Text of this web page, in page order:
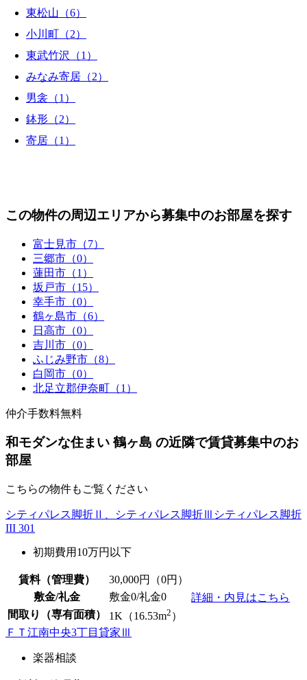
東松山（6）
小川町（2）
東武竹沢（1）
みなみ寄居（2）
男衾（1）
鉢形（2）
寄居（1）
この物件の周辺エリアから募集中のお部屋を探す
富士見市（7）
三郷市（0）
蓮田市（1）
坂戸市（15）
幸手市（0）
鶴ヶ島市（6）
日高市（0）
吉川市（0）
ふじみ野市（8）
白岡市（0）
北足立郡伊奈町（1）
仲介手数料無料
和モダンな住まい 鶴ヶ島 の近隣で賃貸募集中のお
部屋
こちらの物件もご覧ください
シティパレス脚折Ⅱ、シティパレス脚折Ⅲシティパレス脚折
III 301
初期費用10万円以下
賃料（管理費） 30,000円（0円）
詳細・内見はこちら
敷金/礼金 敷金0/礼金0
間取り（専有面積）
1K（16.53m2 ）
ＦＴ江南中央3丁目貸家Ⅲ
楽器相談